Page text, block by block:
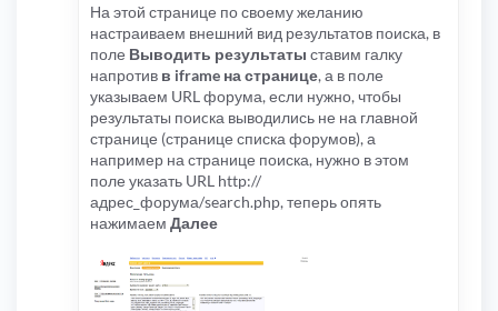
На этой странице по своему желанию
настраиваем внешний вид результатов поиска, в
поле Выводить результаты ставим галку
напротив в iframe на странице, а в поле
указываем URL форума, если нужно, чтобы
результаты поиcка выводились не на главной
странице (странице списка форумов), а
например на странице поиска, нужно в этом
поле указать URL http://
адрес_форума/search.php, теперь опять
нажимаем Далее